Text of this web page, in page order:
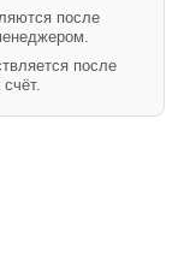
после
после